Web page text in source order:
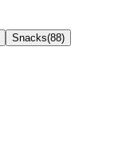
Snacks(88)